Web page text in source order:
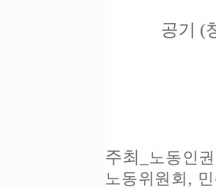
공기 (
주최
노동인
노동위원회,